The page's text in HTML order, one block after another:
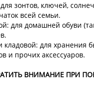
зонтов, ключей,
всей семьи.
для домашней обуви
кладовой: для хранения
и прочих аксессуаров.
ВНИМАНИЕ ПРИ